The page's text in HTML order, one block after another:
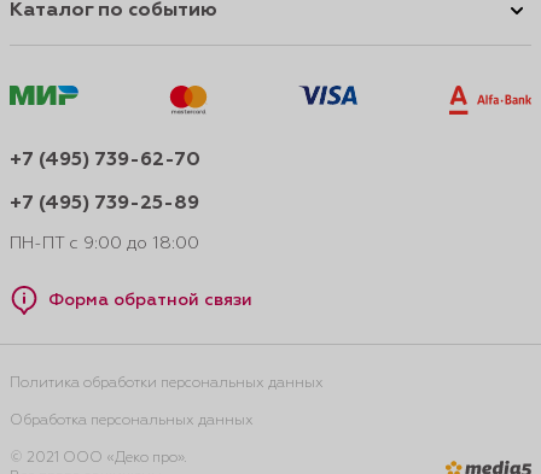
Каталог по событию
+7 (495) 739-62-70
+7 (495) 739-25-89
ПН-ПТ с 9:00 до 18:00
Форма обратной связи
Политика обработки персональных данных
Обработка персональных данных
© 2021 ООО «Деко про».